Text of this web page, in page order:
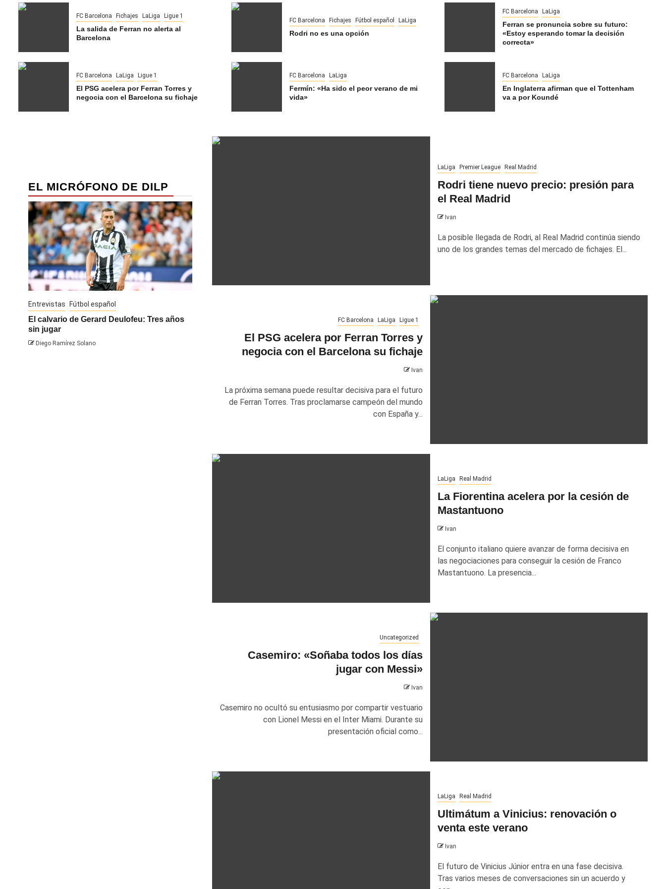
FC Barcelona Fichajes LaLiga Ligue 1
La salida de Ferran no alerta al
Barcelona
FC Barcelona Fichajes Fútbol español LaLiga
Rodri no es una opción
FC Barcelona LaLiga
Ferran se pronuncia sobre su futuro:
«Estoy esperando tomar la decisión
correcta»
FC Barcelona LaLiga Ligue 1
El PSG acelera por Ferran Torres y
negocia con el Barcelona su fichaje
FC Barcelona LaLiga
Fermín: «Ha sido el peor verano de mi
vida»
FC Barcelona LaLiga
En Inglaterra afirman que el Tottenham
va a por Koundé
LaLiga Premier League Real Madrid
Rodri tiene nuevo precio: presión para
el Real Madrid
Ivan
La posible llegada de Rodri, al Real Madrid continúa siendo
uno de los grandes temas del mercado de fichajes. El...
FC Barcelona LaLiga Ligue 1
El PSG acelera por Ferran Torres y
negocia con el Barcelona su fichaje
Ivan
La próxima semana puede resultar decisiva para el futuro
de Ferran Torres. Tras proclamarse campeón del mundo
con España y...
LaLiga Real Madrid
La Fiorentina acelera por la cesión de
Mastantuono
Ivan
El conjunto italiano quiere avanzar de forma decisiva en
las negociaciones para conseguir la cesión de Franco
Mastantuono. La presencia...
Uncategorized
Casemiro: «Soñaba todos los días
jugar con Messi»
Ivan
Casemiro no ocultó su entusiasmo por compartir vestuario
con Lionel Messi en el Inter Miami. Durante su
presentación oficial como...
LaLiga Real Madrid
Ultimátum a Vinicius: renovación o
venta este verano
Ivan
El futuro de Vinicius Júnior entra en una fase decisiva.
Tras varios meses de conversaciones sin un acuerdo y
EL MICRÓFONO DE DILP
Entrevistas Fútbol español
El calvario de Gerard Deulofeu: Tres años
sin jugar
Diego Ramírez Solano
Javi Navarro se pronuncia sobre el Sevilla
Diego Ramírez Solano
Entrevistas
Alisson Becker dio la cara tras la derrota
Isabella Perez